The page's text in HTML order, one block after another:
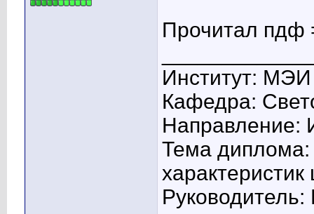
Прочитал пдф
Институт: МЭИ
Кафедра:
Направление:
Тема диплома: